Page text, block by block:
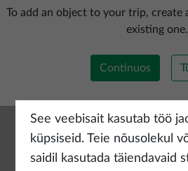
Lisada uus
To add an object to your trip, create
existing one.
Continuos
See veebisait kasutab töö
küpsiseid. Teie nõusolekul
saidil kasutada täiendavaid